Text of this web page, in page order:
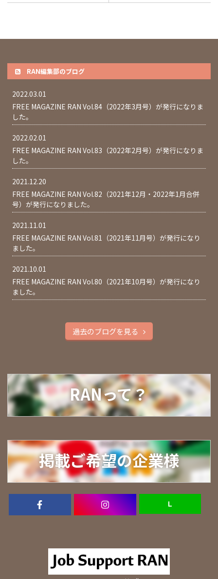
RAN編集部のブログ
2022.03.01
FREE MAGAZINE RAN Vol.84（2022年3月号）が発行になりま
した。
2022.02.01
FREE MAGAZINE RAN Vol.83（2022年2月号）が発行になりま
した。
2021.12.20
FREE MAGAZINE RAN Vol.82（2021年12月・2022年1月合併
号）が発行になりました。
2021.11.01
FREE MAGAZINE RAN Vol.81（2021年11月号）が発行になり
ました。
2021.10.01
FREE MAGAZINE RAN Vol.80（2021年10月号）が発行になり
ました。
過去のブログを見る
RANって？
掲載ご希望の企業様
Ｌ